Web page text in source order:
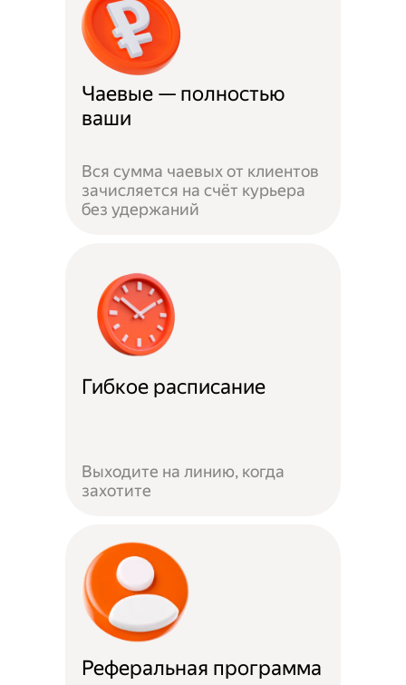
Чаевые — полностью
ваши
Вся сумма чаевых от клиентов
зачисляется на счёт курьера
без удержаний
Гибкое расписание
Выходите на линию, когда
захотите
Реферальная программа